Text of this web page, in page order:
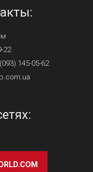
22
145-05-62